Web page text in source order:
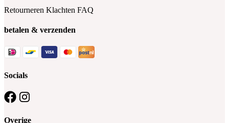
Retourneren Klachten FAQ
betalen & verzenden
Socials
Overige